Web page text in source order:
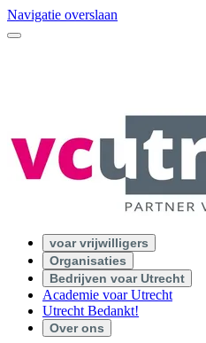
Navigatie overslaan
voar vrijwilligers
Organisaties
Bedrijven voar Utrecht
Academie voar Utrecht
Utrecht Bedankt!
Over ons